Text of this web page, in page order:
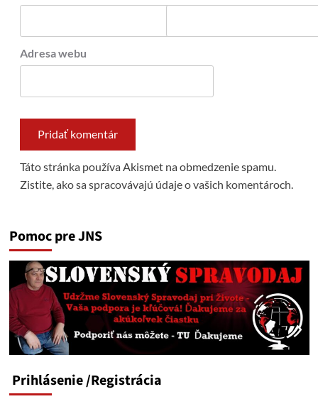
Adresa webu
Táto stránka používa Akismet na obmedzenie spamu.
Zistite, ako sa spracovávajú údaje o vašich komentároch.
Pomoc pre JNS
Prihlásenie/Registrácia